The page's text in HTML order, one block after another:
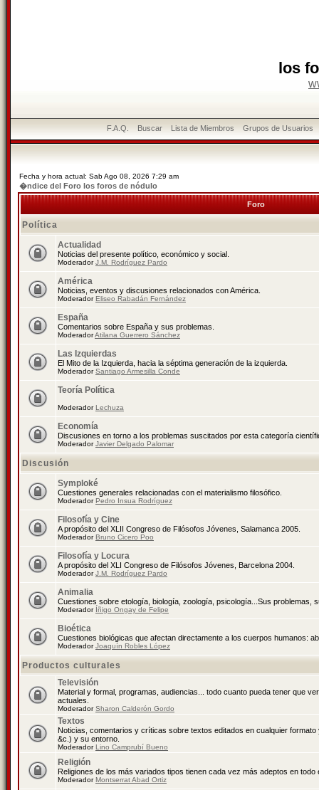
los
F.A.Q. Buscar Lista de Miembros Grupos de Usuarios
Fecha y hora actual: Sab Ago 08, 2026 7:29 am
�ndice del Foro los foros de nódulo
Foro
Política
Actualidad
Noticias del presente político, económico y social.
ModeradorJ.M. Rodríguez Pardo
América
Noticias, eventos y discusiones relacionados con América.
ModeradorEliseo Rabadán Fernández
España
Comentarios sobre España y sus problemas.
ModeradorAtilana Guerrero Sánchez
Las Izquierdas
El Mito de la Izquierda, hacia la séptima generación de la izquierda.
ModeradorSantiago Armesilla Conde
Teoría Política
ModeradorLechuza
Economía
Discusiones en torno a los problemas suscitados por esta categoría
ModeradorJavier Delgado Palomar
Discusión
Symploké
Cuestiones generales relacionadas con el materialismo filosófico.
ModeradorPedro Insua Rodríguez
Filosofía y Cine
A propósito del XLII Congreso de Filósofos Jóvenes, Salamanca 2005.
ModeradorBruno Cicero Poo
Filosofía y Locura
A propósito del XLI Congreso de Filósofos Jóvenes, Barcelona 2004.
ModeradorJ.M. Rodríguez Pardo
Animalia
Cuestiones sobre etología, biología, zoología, psicología...Sus problemas,
Moderador Íñigo Ongay de Felipe
Bioética
Cuestiones biológicas que afectan directamente a los cuerpos humanos:
ModeradorJoaquín Robles López
Productos culturales
Televisión
Material y formal, programas, audiencias... todo cuanto pueda tener que
actuales.
ModeradorSharon Calderón Gordo
Textos
Noticias, comentarios y críticas sobre textos editados en cualquier
&c.) y su entorno.
ModeradorLino Camprubí Bueno
Religión
Religiones de los más variados tipos tienen cada vez más adeptos en todo
ModeradorMontserrat Abad Ortiz